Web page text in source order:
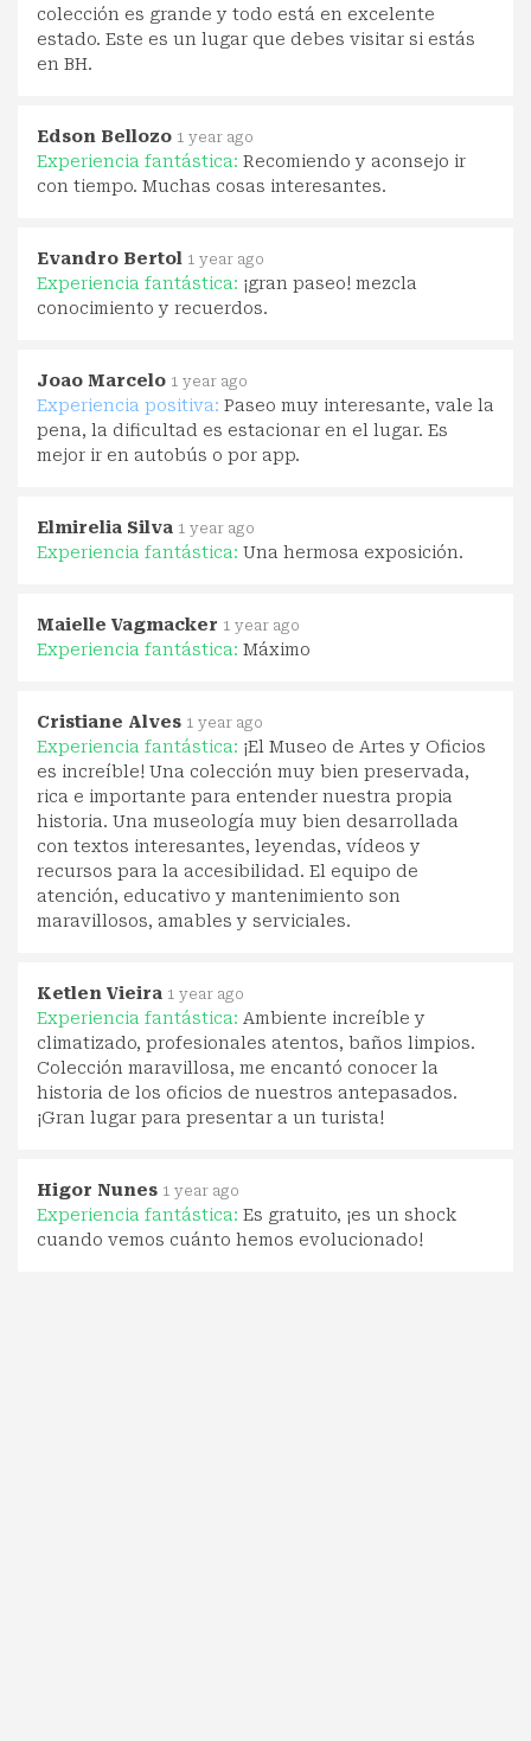
colección es grande y todo está en excelente
estado. Este es un lugar que debes visitar si estás
en BH.
Edson Bellozo 1 year ago
Experiencia fantástica: Recomiendo y aconsejo ir
con tiempo. Muchas cosas interesantes.
Evandro Bertol 1 year ago
Experiencia fantástica: ¡gran paseo! mezcla
conocimiento y recuerdos.
Joao Marcelo 1 year ago
Experiencia positiva: Paseo muy interesante, vale la
pena, la dificultad es estacionar en el lugar. Es
mejor ir en autobús o por app.
Elmirelia Silva 1 year ago
Experiencia fantástica: Una hermosa exposición.
Maielle Vagmacker 1 year ago
Experiencia fantástica: Máximo
Cristiane Alves 1 year ago
Experiencia fantástica: ¡El Museo de Artes y Oficios
es increíble! Una colección muy bien preservada,
rica e importante para entender nuestra propia
historia. Una museología muy bien desarrollada
con textos interesantes, leyendas, vídeos y
recursos para la accesibilidad. El equipo de
atención, educativo y mantenimiento son
maravillosos, amables y serviciales.
Ketlen Vieira 1 year ago
Experiencia fantástica: Ambiente increíble y
climatizado, profesionales atentos, baños limpios.
Colección maravillosa, me encantó conocer la
historia de los oficios de nuestros antepasados.
¡Gran lugar para presentar a un turista!
Higor Nunes 1 year ago
Experiencia fantástica: Es gratuito, ¡es un shock
cuando vemos cuánto hemos evolucionado!